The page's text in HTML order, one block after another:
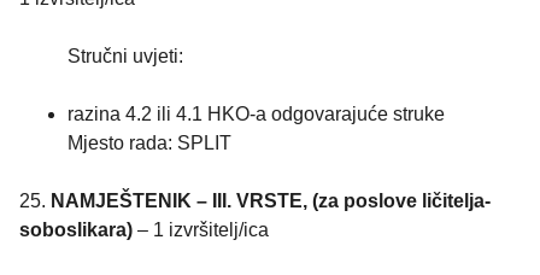
Stručni uvjeti:
razina 4.2 ili 4.1 HKO-a odgovarajuće struke
Mjesto rada: SPLIT
25. NAMJEŠTENIK – III. VRSTE, (za poslove ličitelja-
soboslikara) – 1 izvršitelj/ica